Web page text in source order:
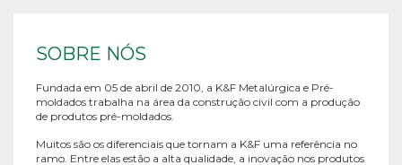
SOBRE NÓS
Fundada em 05 de abril de 2010, a K&F Metalúrgica e Pré-
moldados trabalha na área da construção civil com a produção
de produtos pré-moldados.
Muitos são os diferenciais que tornam a K&F uma referência no
ramo. Entre elas estão a alta qualidade, a inovação nos produtos